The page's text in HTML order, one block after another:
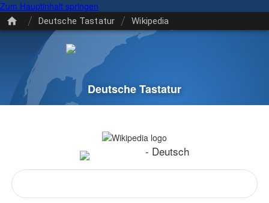
Zum Hauptinhalt springen
/ Deutsche Tastatur / Wikipedia
Deutsche Tastatur
- Deutsch